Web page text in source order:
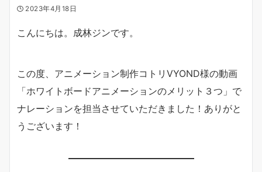
2023年4月18日
こんにちは。成林ジンです。
この度、アニメーション制作コトリVYOND様の動画
「ホワイトボードアニメーションのメリット３つ」で
ナレーションを担当させていただきました！ありがと
うございます！